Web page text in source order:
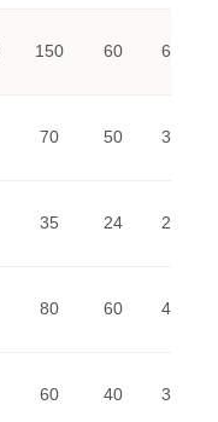
150 60 60
70 50 30
35 24 20
80 60 40
60 40 30